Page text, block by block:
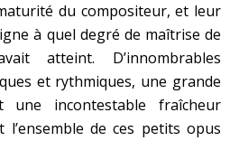
du compositeur, et leur
à quel degré de maîtrise de
atteint. D’innombrables
et rythmiques, une grande
une incontestable fraîcheur
l’ensemble de ces petits opus